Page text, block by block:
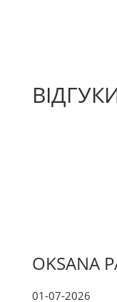
OKSANA
01-07-2026